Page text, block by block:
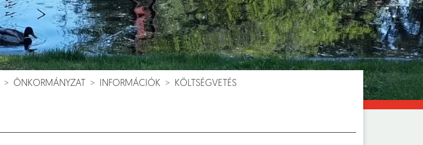
ÖNKORMÁNYZAT INFORMÁCIÓK KÖLTSÉGVETÉS
Dokumentumok [] Aloldalak []